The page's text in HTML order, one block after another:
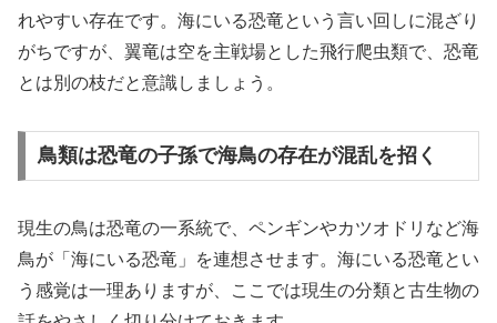
れやすい存在です。海にいる恐竜という言い回しに混ざり
がちですが、翼竜は空を主戦場とした飛行爬虫類で、恐竜
とは別の枝だと意識しましょう。
鳥類は恐竜の子孫で海鳥の存在が混乱を招く
現生の鳥は恐竜の一系統で、ペンギンやカツオドリなど海
鳥が「海にいる恐竜」を連想させます。海にいる恐竜とい
う感覚は一理ありますが、ここでは現生の分類と古生物の